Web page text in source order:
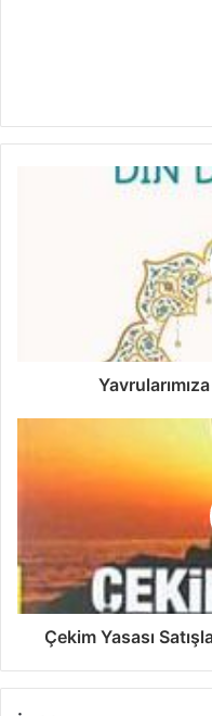
Çekim Yasası